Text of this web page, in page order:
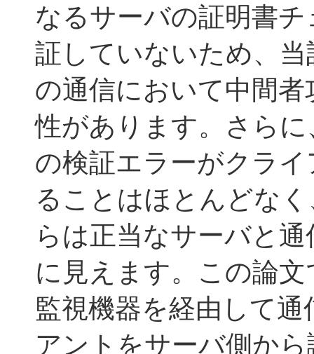
なるサーバの証明書
証していないため、
の通信において中間
性があります。さら
の検証エラーがクラ
ることはほとんどな
らは正当なサーバと
に見えます。この論文
監視機器を経由して
アントをサーバ側か